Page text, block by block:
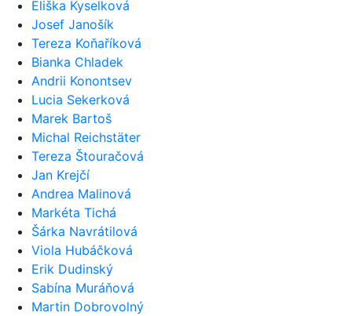
Eliška Kyselková
Josef Janošík
Tereza Koňaříková
Bianka Chladek
Andrii Konontsev
Lucia Sekerková
Marek Bartoš
Michal Reichstäter
Tereza Štouračová
Jan Krejčí
Andrea Malinová
Markéta Tichá
Šárka Navrátilová
Viola Hubáčková
Erik Dudinský
Sabína Muráňová
Martin Dobrovolný